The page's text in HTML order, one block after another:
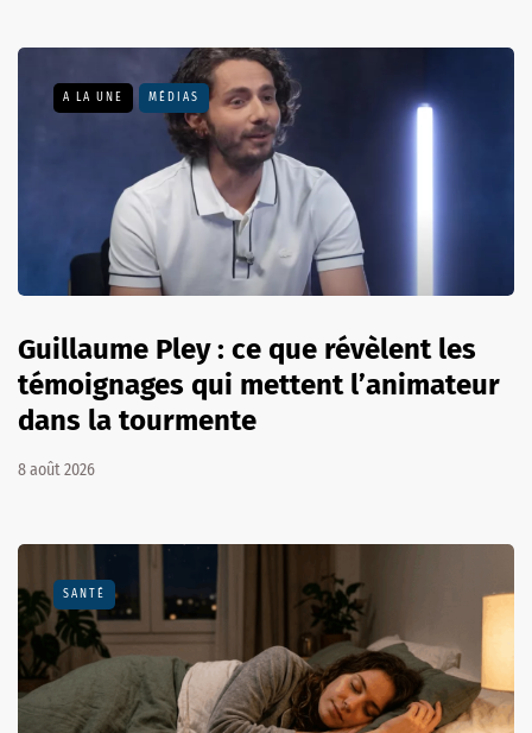
A LA UNE MÉDIAS
Guillaume Pley : ce que révèlent les
témoignages qui mettent l’animateur
dans la tourmente
8 août 2026
SANTÉ